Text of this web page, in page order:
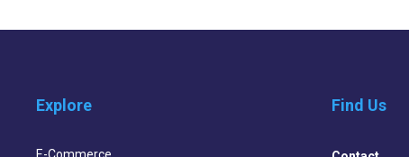
Explore
E-Commerce
Find Us